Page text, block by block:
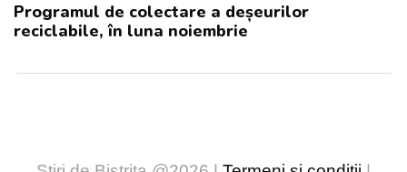
Programul de colectare a deșeurilor
reciclabile, în luna noiembrie